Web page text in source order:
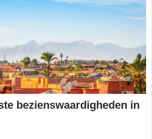
bezienswaardigheden in